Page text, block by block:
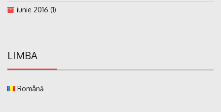
iunie 2016 (1)
LIMBA
Română